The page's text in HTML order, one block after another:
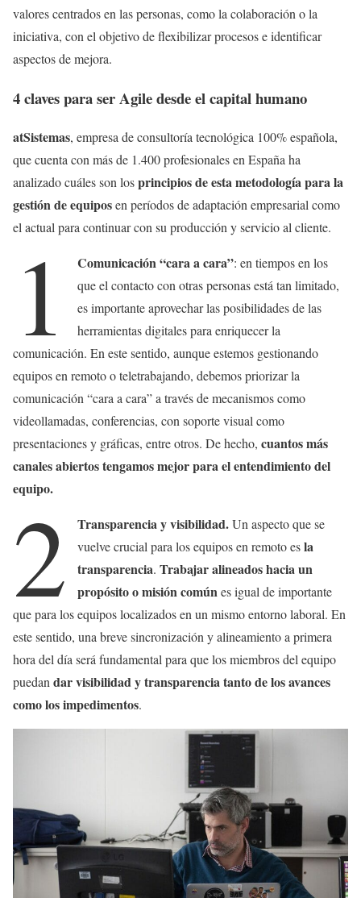
valores centrados en las personas, como la colaboración o la
iniciativa, con el objetivo de flexibilizar procesos e identificar
aspectos de mejora.
4 claves para ser Agile desde el capital humano
atSistemas, empresa de consultoría tecnológica 100% española,
que cuenta con más de 1.400 profesionales en España ha
analizado cuáles son losprincipios de esta metodología para la
gestión de equiposen períodos de adaptación empresarial como
el actual para continuar con su producción y servicio al cliente.
1 Comunicación “cara a cara”: en tiempos en los
que el contacto con otras personas está tan limitado,
es importante aprovechar las posibilidades de las
herramientas digitales para enriquecer la
comunicación. En este sentido, aunque estemos gestionando
equipos en remoto o teletrabajando, debemos priorizar la
comunicación “cara a cara” a través de mecanismos como
videollamadas, conferencias, con soporte visual como
presentaciones y gráficas, entre otros. De hecho, cuantos más
canales abiertos tengamos mejor para el entendimiento del
equipo.
2 Transparencia y visibilidad.Un aspecto que se
vuelve crucial para los equipos en remoto esla
transparencia.Trabajar alineados hacia un
propósito o misión comúnes igual de importante
que para los equipos localizados en un mismo entorno laboral. En
este sentido, una breve sincronización y alineamiento a primera
hora del día será fundamental para que los miembros del equipo
puedandar visibilidad y transparencia tanto de los avances
como los impedimentos.